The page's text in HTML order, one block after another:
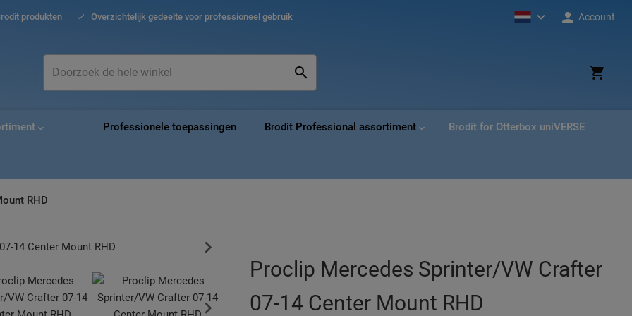
produkten Overzichtelijk gedeelte voor professioneel gebruik
inhoud
Account
Professionele toepassingen Brodit Professional assortiment Brodit for Otterbox uniVERSE
RHD
Proclip Mercedes Sprinter/VW Crafter
07-14 Center Mount RHD